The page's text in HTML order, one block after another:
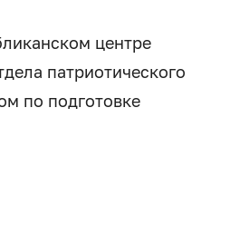
центре
патриотического
по подготовке